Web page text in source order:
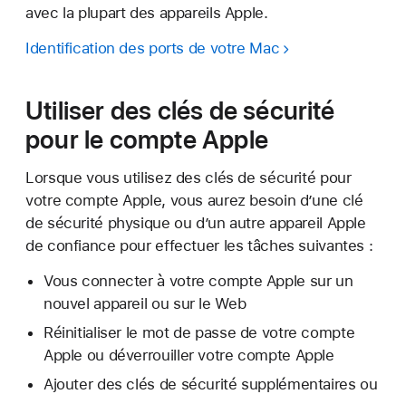
avec la plupart des appareils Apple.
Identification des ports de votre Mac
Utiliser des clés de sécurité
pour le compte Apple
Lorsque vous utilisez des clés de sécurité pour
votre compte Apple, vous aurez besoin d’une clé
de sécurité physique ou d’un autre appareil Apple
de confiance pour effectuer les tâches suivantes :
Vous connecter à votre compte Apple sur un
nouvel appareil ou sur le Web
Réinitialiser le mot de passe de votre compte
Apple ou déverrouiller votre compte Apple
Ajouter des clés de sécurité supplémentaires ou